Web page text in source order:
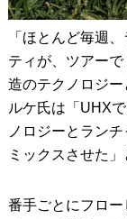
「ほとんど毎週
ティが、ツアー
造のテクノロジ
ルケ氏は「UHX
ノロジーとラン
ミックスさせた」
番手ごとにフロ